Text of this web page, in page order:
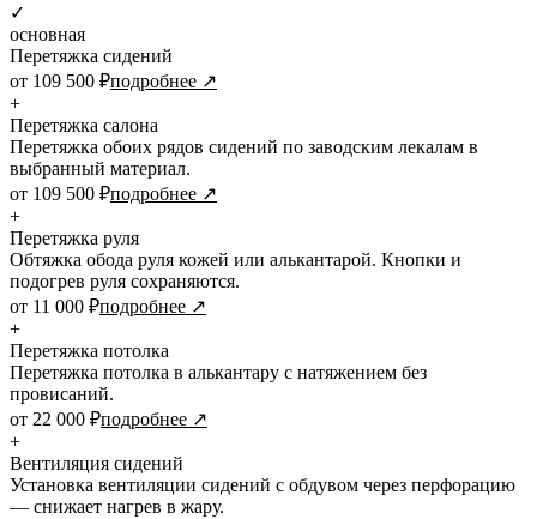
✓
основная
Перетяжка сидений
от 109 500 ₽подробнее ↗
+
Перетяжка салона
Перетяжка обоих рядов сидений по заводским лекалам в
выбранный материал.
от 109 500 ₽подробнее ↗
+
Перетяжка руля
Обтяжка обода руля кожей или алькантарой. Кнопки и
подогрев руля сохраняются.
от 11 000 ₽подробнее ↗
+
Перетяжка потолка
Перетяжка потолка в алькантару с натяжением без
провисаний.
от 22 000 ₽подробнее ↗
+
Вентиляция сидений
Установка вентиляции сидений с обдувом через перфорацию
— снижает нагрев в жару.